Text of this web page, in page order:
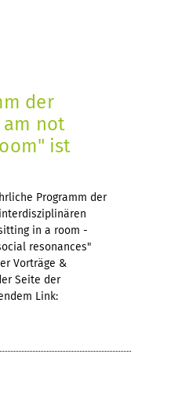
der
am not
ist
Programm der
in a room -
resonances"
Vorträge &
Seite der
Link: